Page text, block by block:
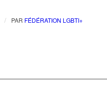
/ PAR FÉDÉRATION LGBTI+